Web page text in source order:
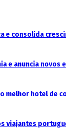
e consolida
e anuncia
melhor hotel de
viajantes